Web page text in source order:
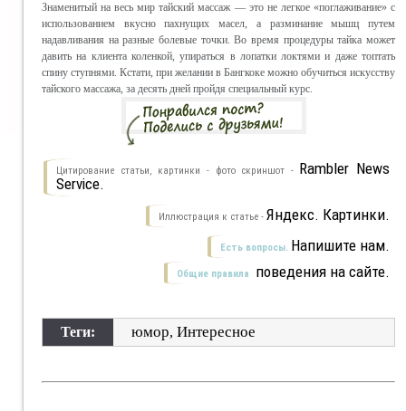
Знаменитый на весь мир тайский массаж — это не легкое «поглаживание» с
использованием вкусно пахнущих масел, а разминание мышц путем
надавливания на разные болевые точки. Во время процедуры тайка может
давить на клиента коленкой, упираться в лопатки локтями и даже топтать
спину ступнями. Кстати, при желании в Бангкоке можно обучиться искусству
тайского массажа, за десять дней пройдя специальный курс.
Цитирование статьи, картинки - фото скриншот - Rambler News
Service.
Иллюстрация к статье - Яндекс. Картинки.
Есть вопросы. Напишите нам.
Общие правила поведения на сайте.
Теги: юмор, Интересное